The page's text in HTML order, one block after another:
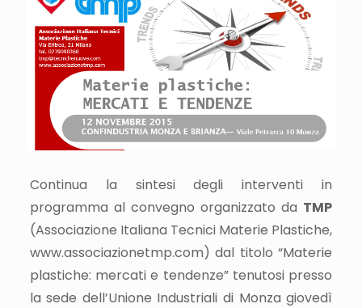
Continua la sintesi degli interventi in
programma al convegno organizzato da TMP
(Associazione Italiana Tecnici Materie Plastiche,
www.associazionetmp.com) dal titolo “Materie
plastiche: mercati e tendenze” tenutosi presso
la sede dell’Unione Industriali di Monza giovedì